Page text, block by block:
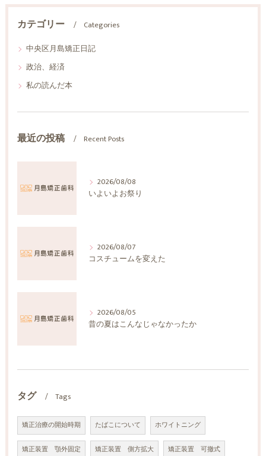
カテゴリー
Categories
中央区月島矯正日記
政治、経済
私の読んだ本
最近の投稿 Recent Posts
2026/08/08
いよいよお祭り
2026/08/07
コスチュームを変えた
2026/08/05
昔の夏はこんなじゃなかったか
タグ Tags
矯正治療の開始時期 たばこについて ホワイトニング
矯正装置 顎外固定 矯正装置 側方拡大 矯正装置 可撤式